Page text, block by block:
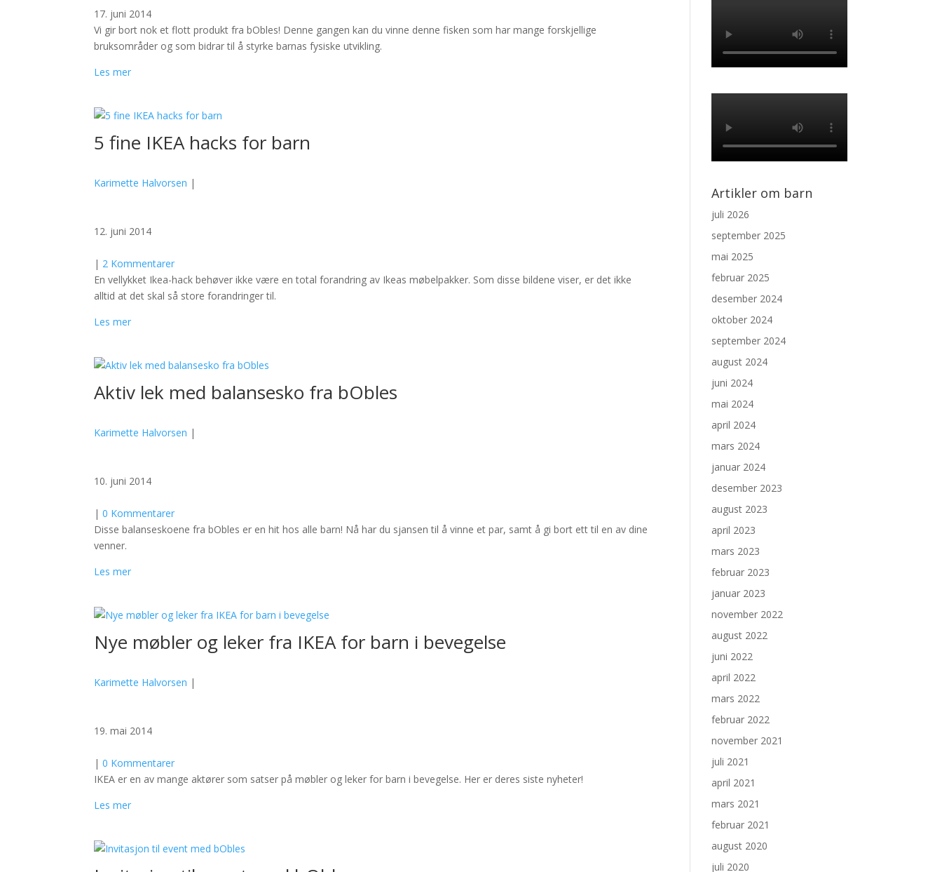
17. juni 2014
Vi gir bort nok et flott produkt fra bObles! Denne gangen kan du vinne denne fisken som har mange forskjellige
bruksområder og som bidrar til å styrke barnas fysiske utvikling.
Les mer
5 fine IKEA hacks for barn
Karimette Halvorsen |
12. juni 2014
| 2 Kommentarer
En vellykket Ikea-hack behøver ikke være en total forandring av Ikeas møbelpakker. Som disse bildene viser, er det ikke
alltid at det skal så store forandringer til.
Les mer
Aktiv lek med balansesko fra bObles
Karimette Halvorsen |
10. juni 2014
|0 Kommentarer
Disse balanseskoene fra bObles er en hit hos alle barn! Nå har du sjansen til å vinne et par, samt å gi bort ett til en av dine
venner.
Les mer
Nye møbler og leker fra IKEA for barn i bevegelse
Karimette Halvorsen |
19. mai 2014
|0 Kommentarer
IKEA er en av mange aktører som satser på møbler og leker for barn i bevegelse. Her er deres siste nyheter!
Les mer
Artikler om barn
juli 2026
september 2025
mai 2025
februar 2025
desember 2024
oktober 2024
september 2024
august 2024
juni 2024
mai 2024
april 2024
mars 2024
januar 2024
desember 2023
august 2023
april 2023
mars 2023
februar 2023
januar 2023
november 2022
august 2022
juni 2022
april 2022
mars 2022
februar 2022
november 2021
juli 2021
april 2021
mars 2021
februar 2021
august 2020
juli 2020